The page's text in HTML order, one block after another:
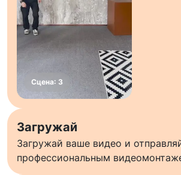
Загружай
Загружай ваше видео и
профессиональным